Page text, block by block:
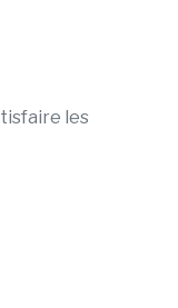
les